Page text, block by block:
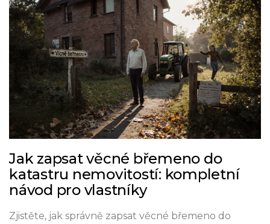
Jak zapsat věcné břemeno do
katastru nemovitostí: kompletní
návod pro vlastníky
Zjistěte, jak správně zapsat věcné břemeno do